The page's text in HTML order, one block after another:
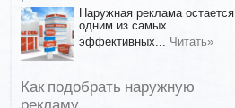
Наружная реклама остается
одним из самых
эффективных... Читать»
Как подобрать наружную